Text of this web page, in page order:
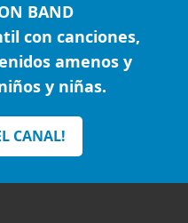
BAND
con canciones,
amenos y
y niñas.
CANAL!